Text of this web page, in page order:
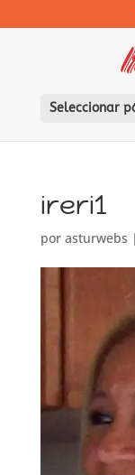
Seleccionar
ireri1
por asturwebs |